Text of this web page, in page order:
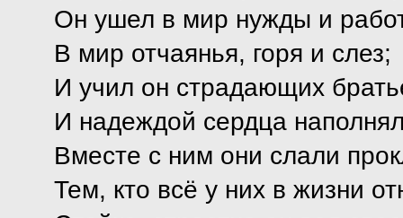
Он ушел в мир нужды и
В мир отчаянья, горя и слез;
И учил он страдающих
И надеждой сердца
Вместе с ним они слали
Тем, кто всё у них в жизни